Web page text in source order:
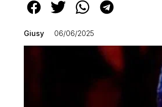
Giusy 06/06/2025